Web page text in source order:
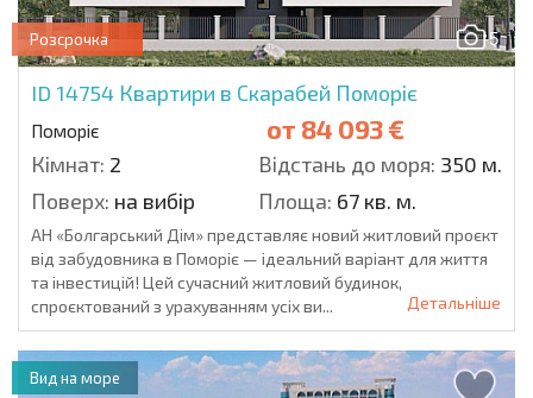
5
Розсрочка
ID 14754 Квартири в Скарабей Поморіє
Поморіє от 84 093 €
Кімнат: 2 Відстань до моря: 350 м.
Поверх: на вибір Площа: 67 кв. м.
АН «Болгарський Дім» представляє новий житловий проєкт
від забудовника в Поморіє — ідеальний варіант для життя
та інвестицій! Цей сучасний житловий будинок,
спроєктований з урахуванням усіх ви...
Детальніше
Вид на море